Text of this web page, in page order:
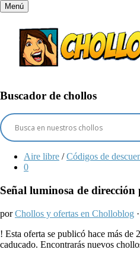
Menú
Buscador de chollos
Aire libre / Códigos de
0
Señal luminosa de dirección
porChollos y ofertas en Cholloblog
! Esta oferta se publicó hace más de
caducado. Encontrarás nuevos